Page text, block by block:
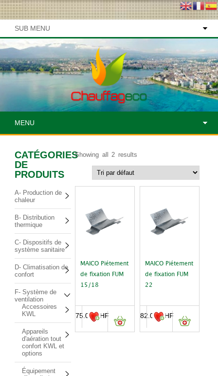
SUB MENU
MENU
CATÉGORIES
DE
PRODUITS
A- Production de
chaleur
B- Distribution
thermique
C- Dispositifs de
système sanitaire
D- Climatisation de
confort
F- Système de
ventilation
Accessoires
KWL
Appareils
d'aération tout
confort KWL et
options
Équipement
Showing all 2 results
MAICO Piétement
de fixation FUM
15/18
75.00CHF
MAICO Piétement
de fixation FUM
22
82.00CHF